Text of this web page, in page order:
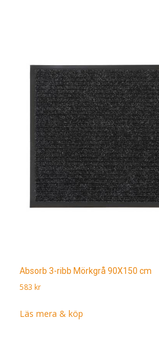
Absorb 3-ribb Mörkgrå 90X150 cm
583 kr
Läs mera & köp